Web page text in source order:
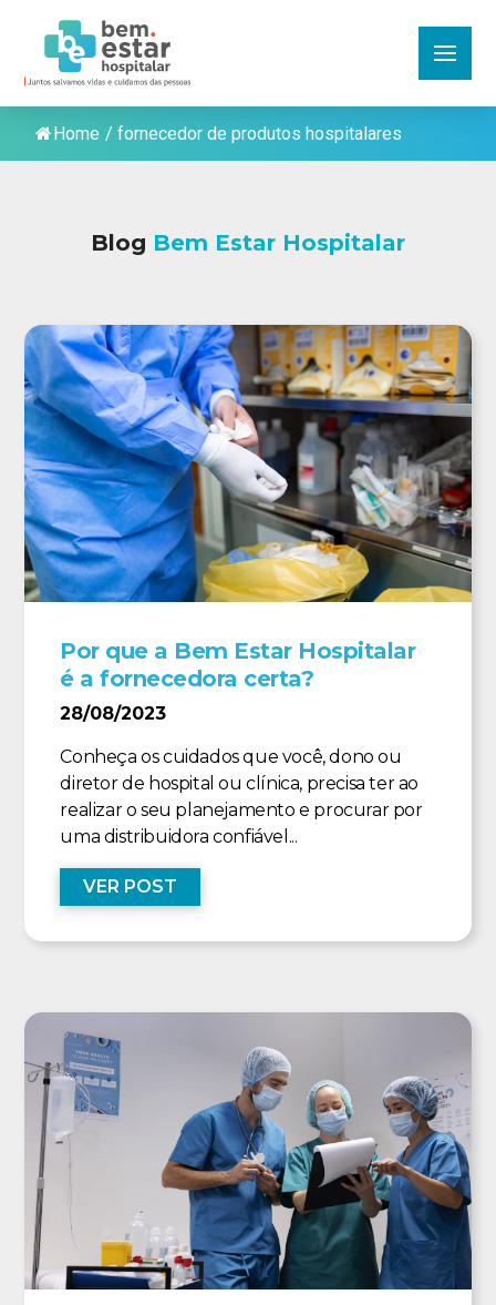
Home / fornecedor de produtos hospitalares
Blog Bem Estar Hospitalar
Por que a Bem Estar Hospitalar
é a fornecedora certa?
28/08/2023
Conheça os cuidados que você, dono ou
diretor de hospital ou clínica, precisa ter ao
realizar o seu planejamento e procurar por
uma distribuidora confiável...
VER POST